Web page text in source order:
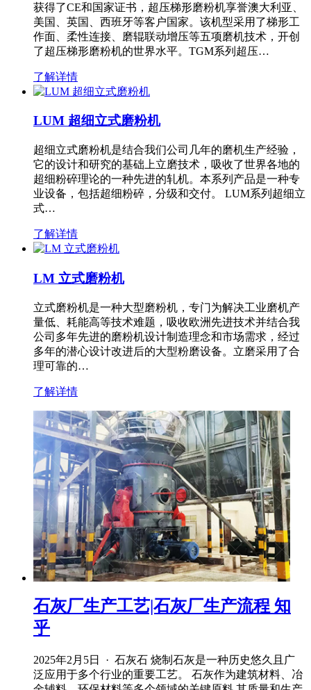
获得了CE和国家证书，超压梯形磨粉机享誉澳大利亚、
美国、英国、西班牙等客户国家。该机型采用了梯形工
作面、柔性连接、磨辊联动增压等五项磨机技术，开创
了超压梯形磨粉机的世界水平。TGM系列超压…
了解详情
LUM 超细立式磨粉机
超细立式磨粉机是结合我们公司几年的磨机生产经验，
它的设计和研究的基础上立磨技术，吸收了世界各地的
超细粉碎理论的一种先进的轧机。本系列产品是一种专
业设备，包括超细粉碎，分级和交付。 LUM系列超细立
式…
了解详情
LM 立式磨粉机
立式磨粉机是一种大型磨粉机，专门为解决工业磨机产
量低、耗能高等技术难题，吸收欧洲先进技术并结合我
公司多年先进的磨粉机设计制造理念和市场需求，经过
多年的潜心设计改进后的大型粉磨设备。立磨采用了合
理可靠的…
了解详情
石灰厂生产工艺|石灰厂生产流程 知
乎
2025年2月5日 · 石灰石 烧制石灰是一种历史悠久且广
泛应用于多个行业的重要工艺。 石灰作为建筑材料、冶